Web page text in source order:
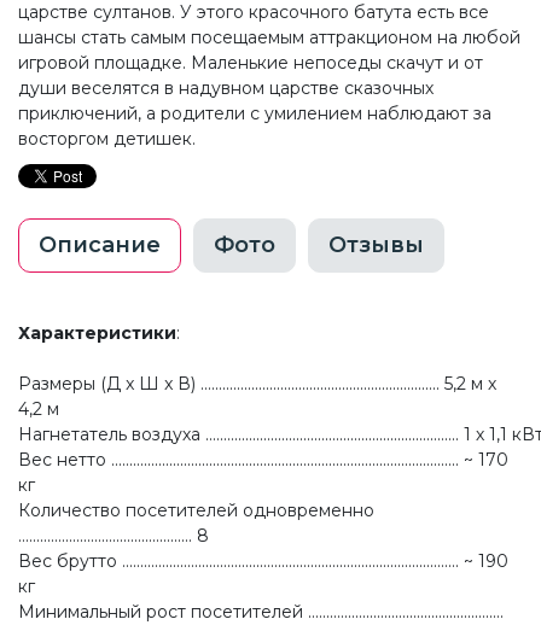
царстве султанов. У этого красочного батута есть все
шансы стать самым посещаемым аттракционом на любой
игровой площадке. Маленькие непоседы скачут и от
души веселятся в надувном царстве сказочных
приключений, а родители с умилением наблюдают за
восторгом детишек.
Описание Фото Отзывы
Характеристики:
Размеры (Д x Ш x В) .................................................................. 5,2 м х
4,2 м
Нагнетатель воздуха ...................................................................... 1 х 1,1
Вес нетто ................................................................................................ ~ 170
кг
Количество посетителей одновременно
................................................ 8
Вес брутто ............................................................................................. ~ 190
кг
Минимальный рост посетителей ......................................................